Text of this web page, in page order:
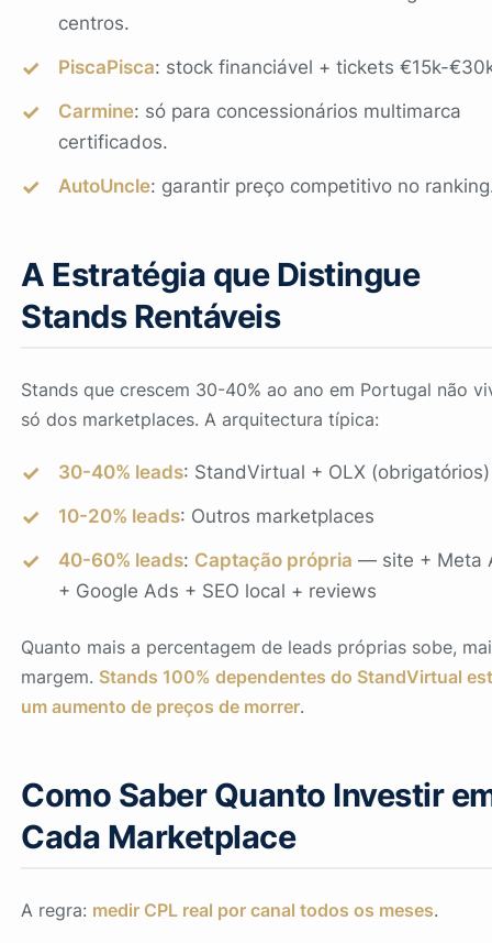
centros.
PiscaPisca: stock financiável + tickets €15k-
Carmine: só para concessionários multimarca
certificados.
AutoUncle: garantir preço competitivo no
A Estratégia que Distingue
Stands Rentáveis
Stands que crescem 30-40% ao ano em Portugal não
só dos marketplaces. A arquitectura típica:
30-40% leads: StandVirtual + OLX (obrigatórios)
10-20% leads: Outros marketplaces
40-60% leads: Captação própria — site + Meta
+ Google Ads + SEO local + reviews
Quanto mais a percentagem de leads próprias sobe,
margem. Stands 100% dependentes do StandVirtual
um aumento de preços de morrer.
Como Saber Quanto Investir
Cada Marketplace
A regra: medir CPL real por canal todos os meses.